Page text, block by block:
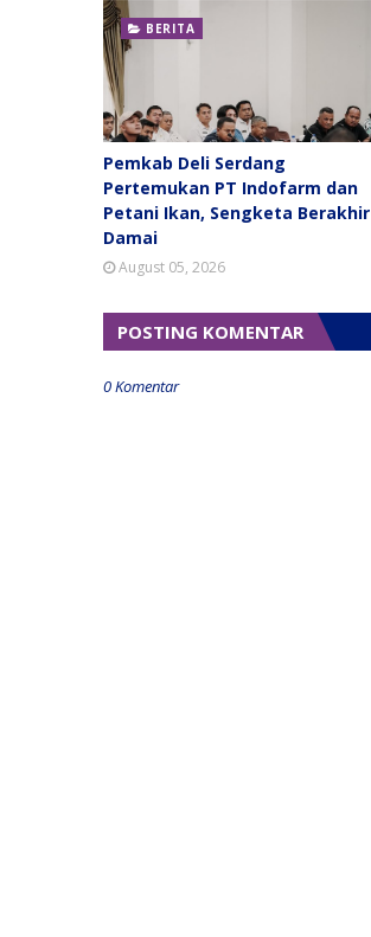
BERITA
Pemkab Deli Serdang
Pertemukan PT Indofarm dan
Petani Ikan, Sengketa Berakhir
Damai
August 05, 2026
POSTING KOMENTAR
0 Komentar